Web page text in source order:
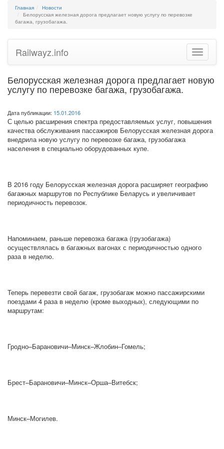
Главная
Новости
Белорусская железная дорога предлагает новую услугу по перевозке
багажа, грузобагажа.
Toggle
Railwayz.info
Белорусская железная дорога предлагает новую
услугу по перевозке багажа, грузобагажа.
Дата публикации: 15.01.2016
С целью расширения спектра предоставляемых услуг, повышения
качества обслуживания пассажиров Белорусская железная дорога
внедрила новую услугу по перевозке багажа, грузобагажа
населения в специально оборудованных купе.
В 2016 году Белорусская железная дорога расширяет географию
багажных маршрутов по Республике Беларусь и увеличивает
периодичность перевозок.
Напоминаем, раньше перевозка багажа (грузобагажа)
осуществлялась в багажных вагонах с периодичностью одного
раза в неделю.
Теперь перевезти свой багаж, грузобагаж можно пассажирскими
поездами 4 раза в неделю (кроме выходных), следующими по
маршрутам:
Гродно–Барановичи–Минск–Жлобин–Гомель;
Брест–Барановичи–Минск–Орша–Витебск;
Минск–Могилев.